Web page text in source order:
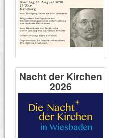
Nacht der Kirchen
2026